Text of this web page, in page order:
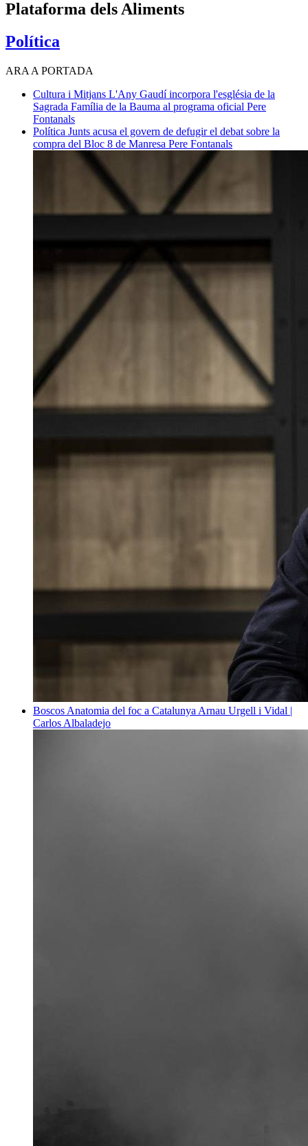
Plataforma dels Aliments
Política
ARA A PORTADA
Cultura i Mitjans L'Any Gaudí incorpora l'església de la
Sagrada Família de la Bauma al programa oficial Pere
Fontanals
Política Junts acusa el govern de defugir el debat sobre la
compra del Bloc 8 de Manresa Pere Fontanals
Boscos Anatomia del foc a Catalunya Arnau Urgell i Vidal |
Carlos Albaladejo